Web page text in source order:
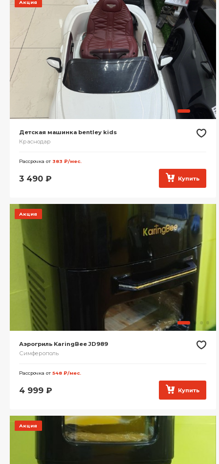
Акция
Детская машинка bentley kids
Краснодар
Рассрочка от 383 ₽/мес.
3 490 ₽ Купить
Акция
Аэрогриль KaringBee JD989
Симферополь
Рассрочка от 548 ₽/мес.
4 999 ₽ Купить
Акция